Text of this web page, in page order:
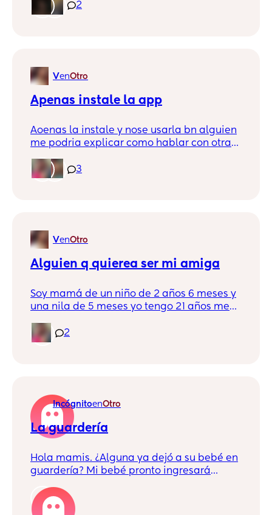
2
VenOtro
Apenas instale la app
Aoenas la instale y nose usarla bn alguien
me podria explicar como hablar con otras
pero no me deja ver o mandarles mensaje
ni nd asi no le entiendo 🥺 ayuda x favor
3
VenOtro
Alguien q quierea ser mi amiga
Soy mamá de un niño de 2 años 6 meses y
una nila de 5 meses yo tengo 21 años me
emprendimiento de postres me pueden
2
IncógnitoenOtro
La guardería
Hola mamis. ¿Alguna ya dejó a su bebé en
guardería? Mi bebé pronto ingresará
me siento super super triste. Solo pienso en
todo el tiempo que no la voy a ver y en